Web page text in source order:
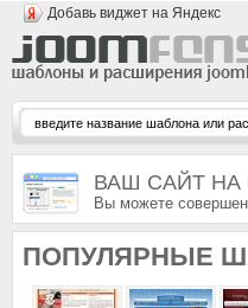
Добавь виджет на Яндекс
ВАШ САЙТ НА
Вы можете
ПОПУЛЯРНЫЕ